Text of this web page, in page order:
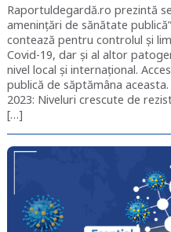
Raportuldegardă.ro prezintă
amenințări de sănătate
contează pentru controlul și
Covid-19, dar și al altor
nivel local și internațional.
publică de săptămâna
2023: Niveluri crescute de
[…]